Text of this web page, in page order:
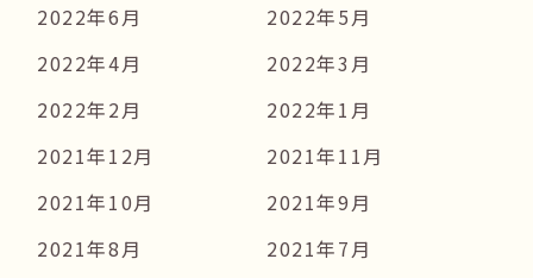
2022年6月
2022年5月
2022年4月
2022年3月
2022年2月
2022年1月
2021年12月
2021年11月
2021年10月
2021年9月
2021年8月
2021年7月